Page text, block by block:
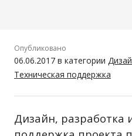
Опубликовано
06.06.2017 в категории
Техническая поддержка
Дизайн, разработка